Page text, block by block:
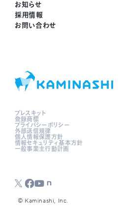
お知らせ
採用情報
お問い合わせ
プレスキット
登録商標
プライバシーポリシー
外部送信規律
個人情報保護方針
情報セキュリティ基本方針
一般事業主行動計画
©︎ Kaminashi, Inc.